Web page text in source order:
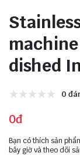
dished
0
0đ
Bạn có thích sản
bây giờ và theo dõi